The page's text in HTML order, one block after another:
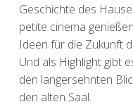
Geschichte des
petite cinema
Ideen für die Zukunft
Und als Highlight gibt
den langersehnten
den alten Saal.